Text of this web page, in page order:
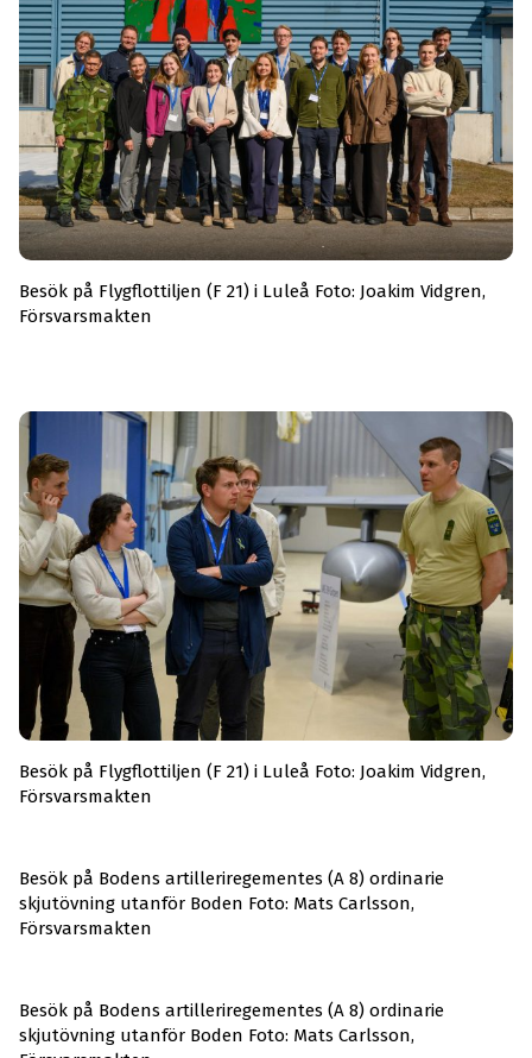
Besök på Flygflottiljen (F 21) i Luleå Foto: Joakim Vidgren,
Försvarsmakten
Besök på Flygflottiljen (F 21) i Luleå Foto: Joakim Vidgren,
Försvarsmakten
Besök på Bodens artilleriregementes (A 8) ordinarie
skjutövning utanför Boden Foto: Mats Carlsson,
Försvarsmakten
Besök på Bodens artilleriregementes (A 8) ordinarie
skjutövning utanför Boden Foto: Mats Carlsson,